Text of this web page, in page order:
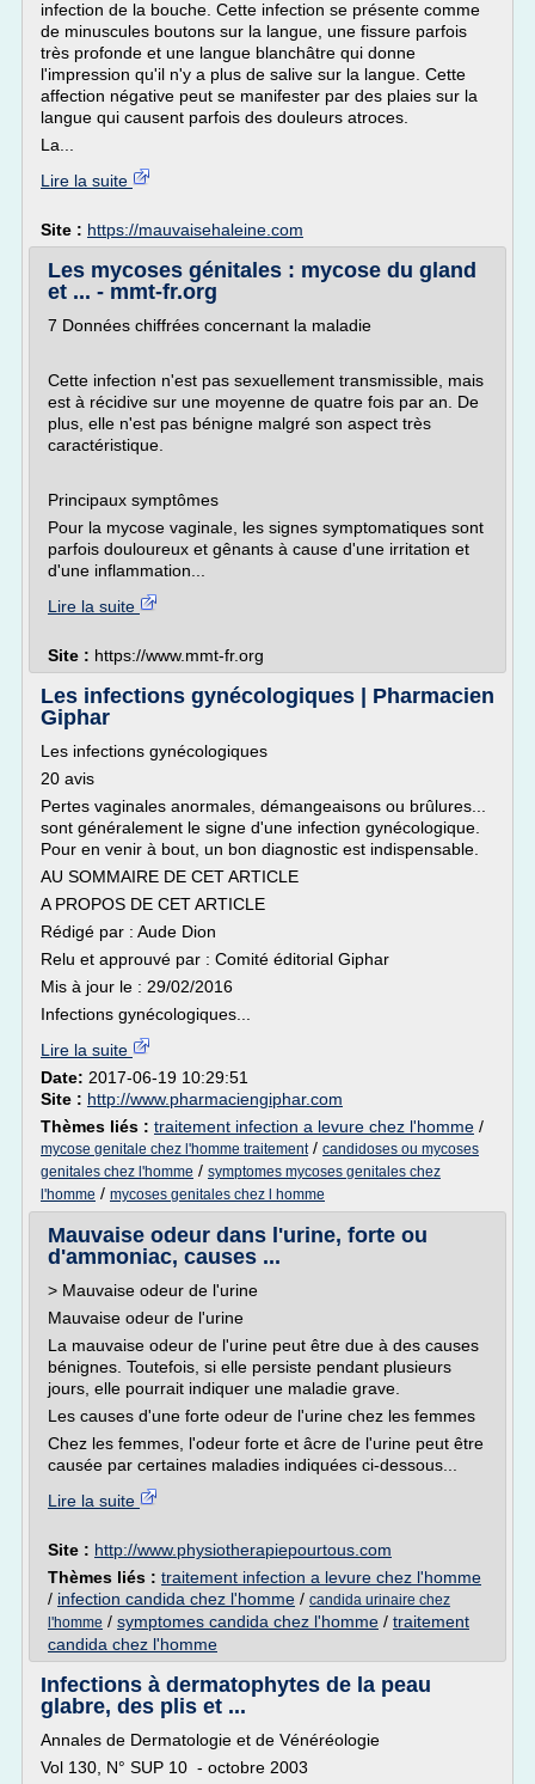
infection de la bouche. Cette infection se présente comme
de minuscules boutons sur la langue, une fissure parfois
très profonde et une langue blanchâtre qui donne
l'impression qu'il n'y a plus de salive sur la langue. Cette
affection négative peut se manifester par des plaies sur la
langue qui causent parfois des douleurs atroces.
La...
Lire la suite
Site : https://mauvaisehaleine.com
Les mycoses génitales : mycose du gland
et ... - mmt-fr.org
7 Données chiffrées concernant la maladie
Cette infection n'est pas sexuellement transmissible, mais
est à récidive sur une moyenne de quatre fois par an. De
plus, elle n'est pas bénigne malgré son aspect très
caractéristique.
Principaux symptômes
Pour la mycose vaginale, les signes symptomatiques sont
parfois douloureux et gênants à cause d'une irritation et
d'une inflammation...
Lire la suite
Site : https://www.mmt-fr.org
Les infections gynécologiques | Pharmacien
Giphar
Les infections gynécologiques
20 avis
Pertes vaginales anormales, démangeaisons ou brûlures...
sont généralement le signe d'une infection gynécologique.
Pour en venir à bout, un bon diagnostic est indispensable.
AU SOMMAIRE DE CET ARTICLE
A PROPOS DE CET ARTICLE
Rédigé par : Aude Dion
Relu et approuvé par : Comité éditorial Giphar
Mis à jour le : 29/02/2016
Infections gynécologiques...
Lire la suite
Date: 2017-06-19 10:29:51
Site : http://www.pharmaciengiphar.com
Thèmes liés : traitement infection a levure chez l'homme /
mycose genitale chez l'homme traitement/ candidoses ou mycoses
genitales chez l'homme / symptomes mycoses genitales chez
l'homme / mycoses genitales chez l homme
Mauvaise odeur dans l'urine, forte ou
d'ammoniac, causes ...
> Mauvaise odeur de l'urine
Mauvaise odeur de l'urine
La mauvaise odeur de l'urine peut être due à des causes
bénignes. Toutefois, si elle persiste pendant plusieurs
jours, elle pourrait indiquer une maladie grave.
Les causes d'une forte odeur de l'urine chez les femmes
Chez les femmes, l'odeur forte et âcre de l'urine peut être
causée par certaines maladies indiquées ci-dessous...
Lire la suite
Site : http://www.physiotherapiepourtous.com
Thèmes liés : traitement infection a levure chez l'homme
/ infection candida chez l'homme / candida urinaire chez
l'homme / symptomes candida chez l'homme / traitement
candida chez l'homme
Infections à dermatophytes de la peau
glabre, des plis et ...
Annales de Dermatologie et de Vénéréologie
Vol 130, N° SUP 10 - octobre 2003